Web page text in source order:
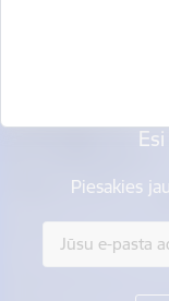
Piesakies